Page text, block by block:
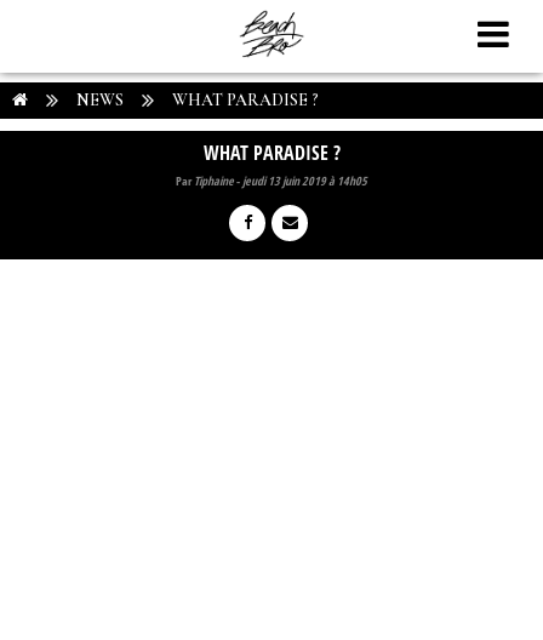
NEWS WHAT PARADISE ?
WHAT PARADISE ?
ParTiphaine-jeudi 13 juin 2019 à 14h05